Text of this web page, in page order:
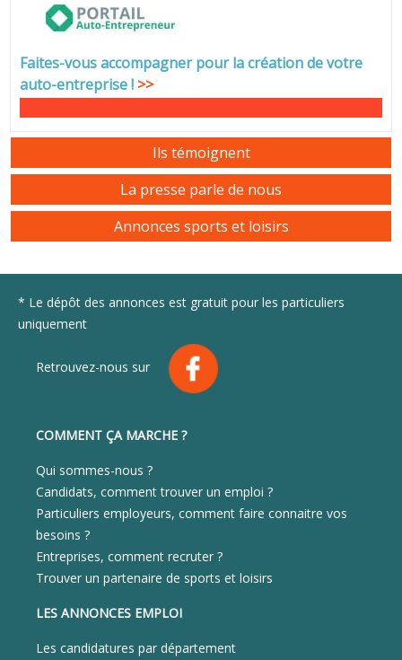
Faites-vous accompagner pour la création de votre
auto-entreprise! >>
Ils témoignent
La presse parle de nous
Annonces sports et loisirs
* Le dépôt des annonces est gratuit pour les particuliers
uniquement
Retrouvez-nous sur
COMMENT ÇA MARCHE ?
Qui sommes-nous ?
Candidats, comment trouver un emploi ?
Particuliers employeurs, comment faire connaitre vos
besoins ?
Entreprises, comment recruter ?
Trouver un partenaire de sports et loisirs
LES ANNONCES EMPLOI
Les candidatures par département